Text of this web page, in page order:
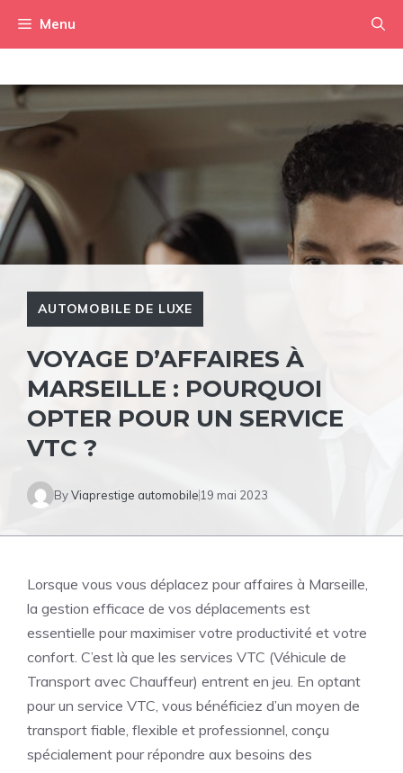
Menu
AUTOMOBILE DE LUXE
VOYAGE D’AFFAIRES À
MARSEILLE : POURQUOI
OPTER POUR UN SERVICE
VTC ?
ByViaprestige automobile 19 mai 2023
Lorsque vous vous déplacez pour affaires à Marseille,
la gestion efficace de vos déplacements est
essentielle pour maximiser votre productivité et votre
confort. C’est là que les services VTC (Véhicule de
Transport avec Chauffeur) entrent en jeu. En optant
pour un service VTC, vous bénéficiez d’un moyen de
transport fiable, flexible et professionnel, conçu
spécialement pour répondre aux besoins des